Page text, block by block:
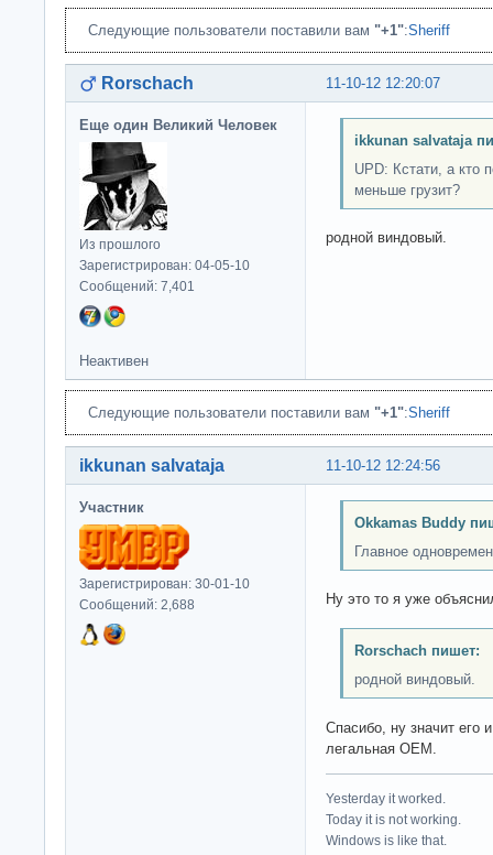
Следующие пользователи поставили вам "+1":Sheriff
11-10-12 12:20:07
Rorschach
Еще один Великий Человек
Из прошлого
Зарегистрирован: 04-05-10
Сообщений: 7,401
ikkunan salvataja
UPD: Кстати, а кто
меньше грузит?
родной виндовый.
Неактивен
Следующие пользователи поставили вам "+1":Sheriff
11-10-12 12:24:56
ikkunan salvataja
Участник
Зарегистрирован: 30-01-10
Сообщений: 2,688
Okkamas Buddy
Главное
Ну это то я уже
Rorschach пишет:
родной виндовый.
Спасибо, ну значит его
легальная OEM.
Yesterday it worked.
Today it is not working.
Windows is like that.